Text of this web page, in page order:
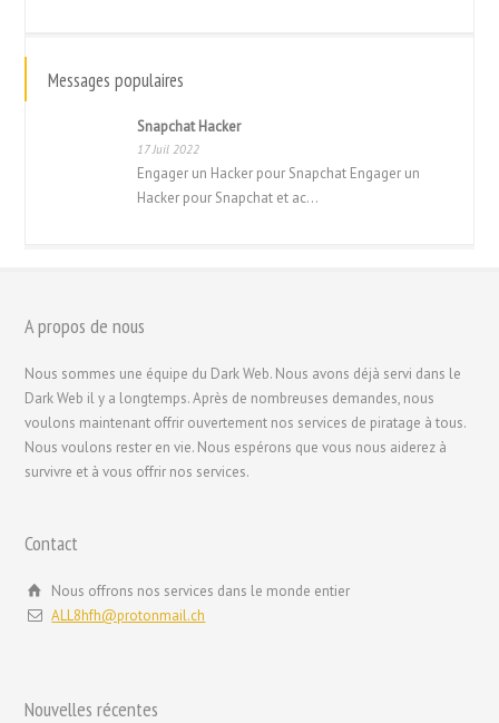
Messages populaires
Snapchat Hacker
17 Juil 2022
Engager un Hacker pour Snapchat Engager un
Hacker pour Snapchat et ac...
A propos de nous
Nous sommes une équipe du Dark Web. Nous avons déjà servi dans le
Dark Web il y a longtemps. Après de nombreuses demandes, nous
voulons maintenant offrir ouvertement nos services de piratage à tous.
Nous voulons rester en vie. Nous espérons que vous nous aiderez à
survivre et à vous offrir nos services.
Contact
Nous offrons nos services dans le monde entier
ALL8hfh@protonmail.ch
Nouvelles récentes
Română
简体中文
香港中文
繁體中文